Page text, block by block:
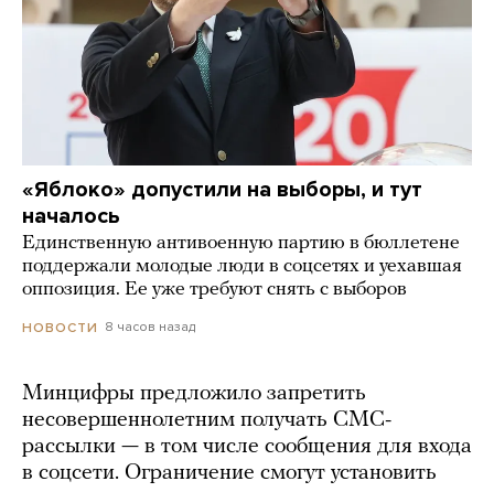
«Яблоко» допустили на выборы, и тут
началось
Единственную антивоенную партию в бюллетене
поддержали молодые люди в соцсетях и уехавшая
оппозиция. Ее уже требуют снять с выборов
НОВОСТИ 8 часов назад
Минцифры предложило запретить
несовершеннолетним получать СМС-
рассылки — в том числе сообщения для входа
в соцсети. Ограничение смогут установить